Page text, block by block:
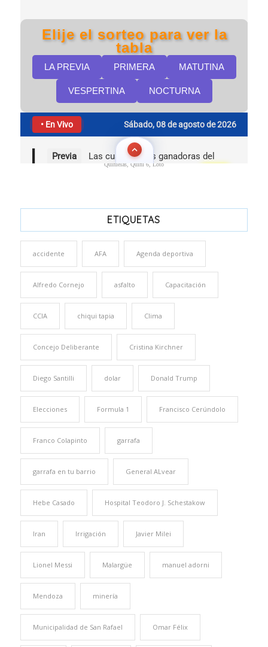
Quinielas, Quini 6, Loto
ETIQUETAS
accidente AFA Agenda deportiva
Alfredo Cornejo asfalto Capacitación
CCIA chiqui tapia Clima
Concejo Deliberante Cristina Kirchner
Diego Santilli dolar Donald Trump
Elecciones Formula 1 Francisco Cerúndolo
Franco Colapinto garrafa
garrafa en tu barrio General ALvear
Hebe Casado Hospital Teodoro J. Schestakow
Iran Irrigación Javier Milei
Lionel Messi Malargüe manuel adorni
Mendoza minería
Municipalidad de San Rafael Omar Félix